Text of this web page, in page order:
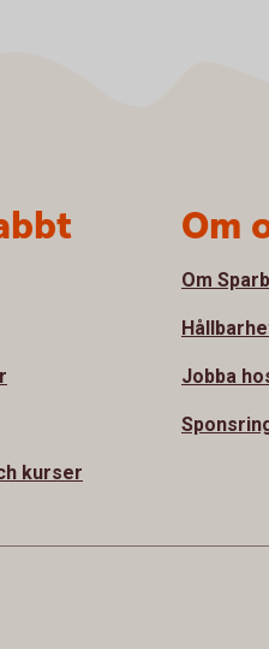
kurser
Om
Om
Jobba